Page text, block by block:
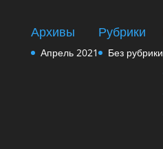
Архивы
Апрель 2021
Рубрики
Без рубрики